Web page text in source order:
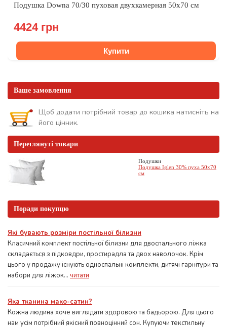
Подушка Downa 70/30 пуховая двухкамерная 50х70 см
4424 грн
Купити
Ваше замовлення
Щоб додати потрібний товар до кошика натисніть на
його цінник.
Переглянуті товари
Подушки
Подушка Iglen 30% пуха 50х70
см
Поради покупцю
Які бувають розміри постільної білизни
Класичний комплект постільної білизни для двоспального ліжка
складається з підковдри, простирадла та двох наволочок. Крім
цього у продажу існують односпальні комплекти, дитячі гарнітури та
набори для ліжок... читати
Яка тканина мако-сатин?
Кожна людина хоче виглядати здоровою та бадьорою. Для цього
нам усім потрібний якісний повноцінний сон. Купуючи текстильну